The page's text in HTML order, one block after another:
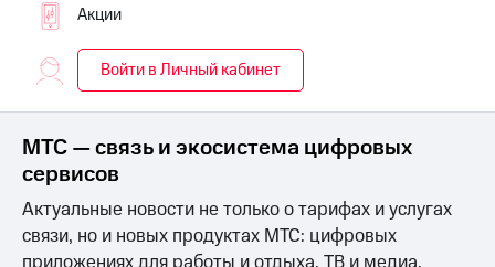
Акции
Домашний
интернет
ТВ
ТВ
Домашний
мес
МТС
Premium
Подписка
на гигабайты
интернета,
фильмы,
музыка
и многое
другое
Акции
Войти в Личный кабинет
МТС — связь и экосистема цифровых
сервисов
Актуальные новости не только о тарифах и услугах
связи, но и новых продуктах МТС: цифровых